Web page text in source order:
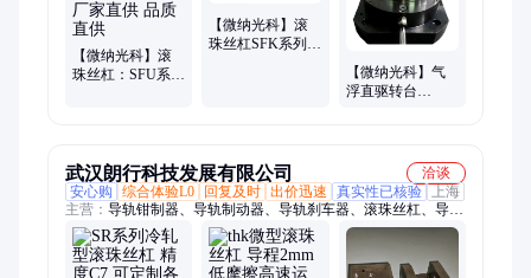
台、电动移动台、电动多维组合台、压电平移台、压电升降台、
压电旋转台、压电角位移台、直驱滑台
【微纳光科】滚
珠丝杠：SFU系列
【微纳光科】滚
珠丝杠SFK系列，
【微纳光科】气
浮直驱转台
武汉朗行科技发展有限公司
洽谈
安心购
综合体验L0 回复及时 出价迅速 真实性已核验
上海
主营： 导轨钳制器、导轨制动器、导轨刹车器、滚珠丝杠、导轨
锁、光轴钳制器、Z轴抱闸、圆轴制动器、光轴制动器、导轨夹
紧器、Z轴抱闸-光轴钳制器、液压导轨钳制器、气动夹持器、O
型密封圈夹爪气缸、密封圈气缸、桁架机械手抱闸、电动导轨钳